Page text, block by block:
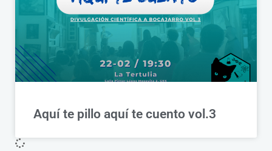
Aquí te pillo aquí te cuento vol.3